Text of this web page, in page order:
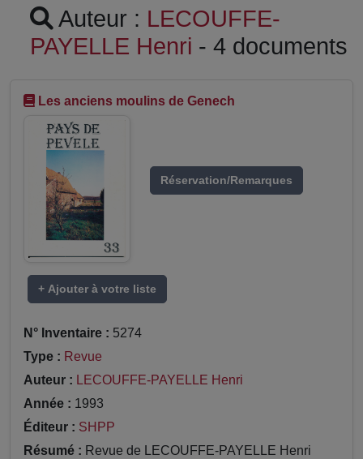
Auteur : LECOUFFE-
PAYELLE Henri - 4 documents
Les anciens moulins de Genech
Réservation/Remarques
+ Ajouter à votre liste
N° Inventaire : 5274
Type : Revue
Auteur : LECOUFFE-PAYELLE Henri
Année : 1993
Éditeur : SHPP
Résumé : Revue de LECOUFFE-PAYELLE Henri